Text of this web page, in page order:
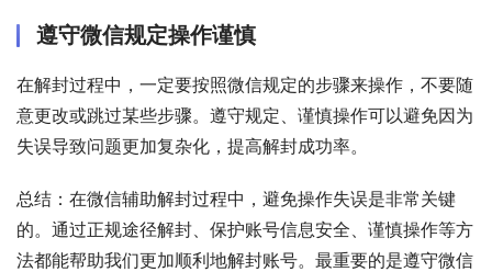
遵守微信规定操作谨慎
在解封过程中，一定要按照微信规定的步骤来操作，不要随
意更改或跳过某些步骤。遵守规定、谨慎操作可以避免因为
失误导致问题更加复杂化，提高解封成功率。
总结：在微信辅助解封过程中，避免操作失误是非常关键
的。通过正规途径解封、保护账号信息安全、谨慎操作等方
法都能帮助我们更加顺利地解封账号。最重要的是遵守微信